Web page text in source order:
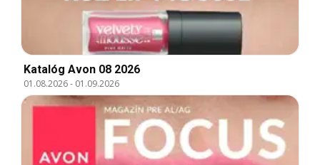
Katalóg Avon 08 2026
01.08.2026- 01.09.2026